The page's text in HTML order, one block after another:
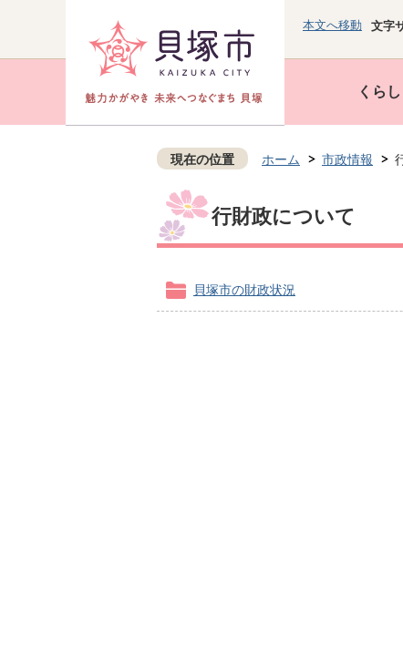
本文へ移動 文字
くら
現在の位置 ホーム 市政情報
行財政について
貝塚市の財政状況